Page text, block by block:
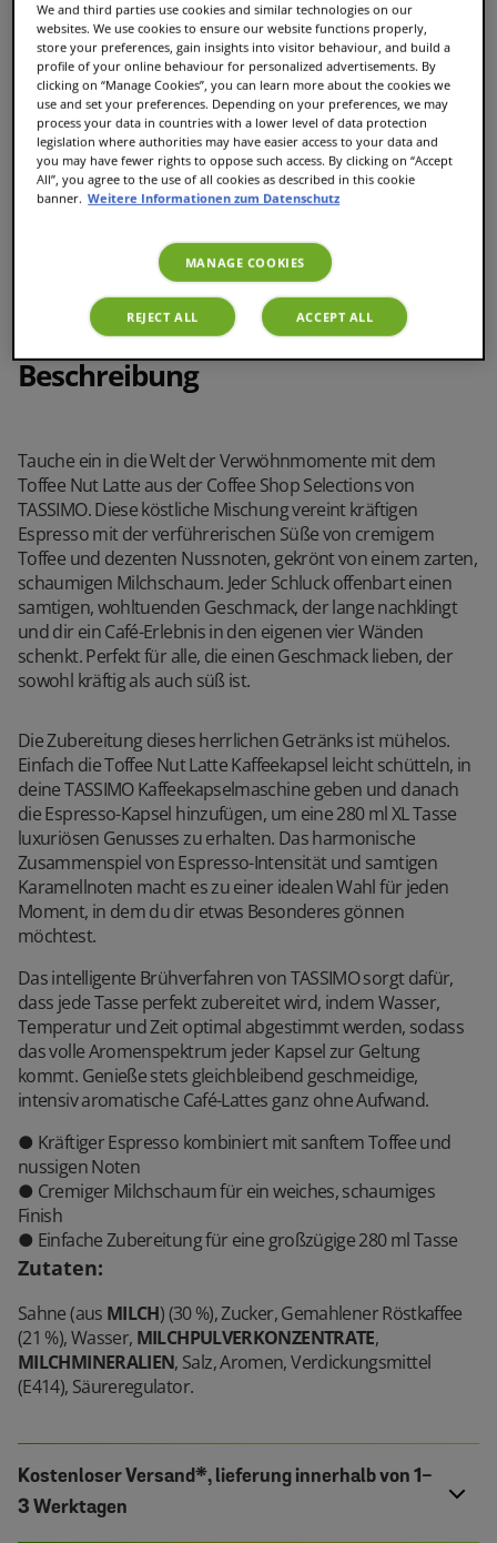
Kapseln mit vollem, ausgewogenem Geschmack
Schnelle und einfache Zubereitung
Beschreibung
Tauche ein in die Welt der Verwöhnmomente mit dem
Toffee Nut Latte aus der Coffee Shop Selections von
TASSIMO. Diese köstliche Mischung vereint kräftigen
Espresso mit der verführerischen Süße von cremigem
Toffee und dezenten Nussnoten, gekrönt von einem zarten,
schaumigen Milchschaum. Jeder Schluck offenbart einen
samtigen, wohltuenden Geschmack, der lange nachklingt
und dir ein Café-Erlebnis in den eigenen vier Wänden
schenkt. Perfekt für alle, die einen Geschmack lieben, der
sowohl kräftig als auch süß ist.
Die Zubereitung dieses herrlichen Getränks ist mühelos.
Einfach die Toffee Nut Latte Kaffeekapsel leicht schütteln, in
deine TASSIMO Kaffeekapselmaschine geben und danach
die Espresso-Kapsel hinzufügen, um eine 280 ml XL Tasse
luxuriösen Genusses zu erhalten. Das harmonische
Zusammenspiel von Espresso-Intensität und samtigen
Karamellnoten macht es zu einer idealen Wahl für jeden
Moment, in dem du dir etwas Besonderes gönnen
möchtest.
Das intelligente Brühverfahren von TASSIMO sorgt dafür,
dass jede Tasse perfekt zubereitet wird, indem Wasser,
Temperatur und Zeit optimal abgestimmt werden, sodass
das volle Aromenspektrum jeder Kapsel zur Geltung
kommt. Genieße stets gleichbleibend geschmeidige,
intensiv aromatische Café-Lattes ganz ohne Aufwand.
● Kräftiger Espresso kombiniert mit sanftem Toffee und
nussigen Noten
● Cremiger Milchschaum für ein weiches, schaumiges
Finish
● Einfache Zubereitung für eine großzügige 280 ml Tasse
Zutaten:
Sahne (aus MILCH) (30 %), Zucker, Gemahlener Röstkaffee
(21 %), Wasser, MILCHPULVERKONZENTRATE,
MILCHMINERALIEN, Salz, Aromen, Verdickungsmittel
(E414), Säureregulator.
Kostenloser Versand*, lieferung innerhalb von 1-
3 Werktagen
We and third parties use cookies and similar technologies on our
websites. We use cookies to ensure our website functions properly,
store your preferences, gain insights into visitor behaviour, and build a
profile of your online behaviour for personalized advertisements. By
clicking on “Manage Cookies”, you can learn more about the cookies we
use and set your preferences. Depending on your preferences, we may
process your data in countries with a lower level of data protection
legislation where authorities may have easier access to your data and
you may have fewer rights to oppose such access. By clicking on “Accept
All”, you agree to the use of all cookies as described in this cookie
banner. Weitere Informationen zum Datenschutz
MANAGE COOKIES
REJECT ALL ACCEPT ALL